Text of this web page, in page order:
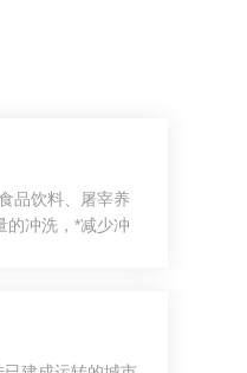
品饮料、屠宰养
冲洗，*减少冲